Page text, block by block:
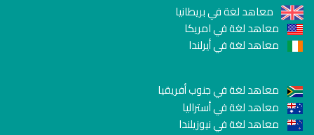
معاهد لغة في بريطانيا
معاهد لغة في امريكا
معاهد لغة في أيرلندا
معاهد لغة في جنوب أفريقيا
معاهد لغة في أستراليا
معاهد لغة في نيوزيلندا